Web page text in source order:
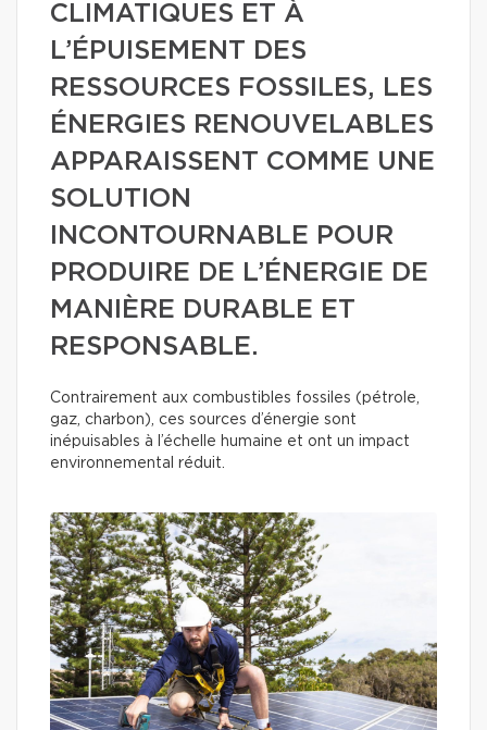
CLIMATIQUES ET À
L’ÉPUISEMENT DES
RESSOURCES FOSSILES, LES
ÉNERGIES RENOUVELABLES
APPARAISSENT COMME UNE
SOLUTION
INCONTOURNABLE POUR
PRODUIRE DE L’ÉNERGIE DE
MANIÈRE DURABLE ET
RESPONSABLE.
Contrairement aux combustibles fossiles (pétrole,
gaz, charbon), ces sources d’énergie sont
inépuisables à l’échelle humaine et ont un impact
environnemental réduit.